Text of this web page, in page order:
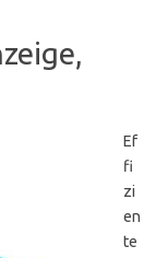
Ef
fi
zi
en
te